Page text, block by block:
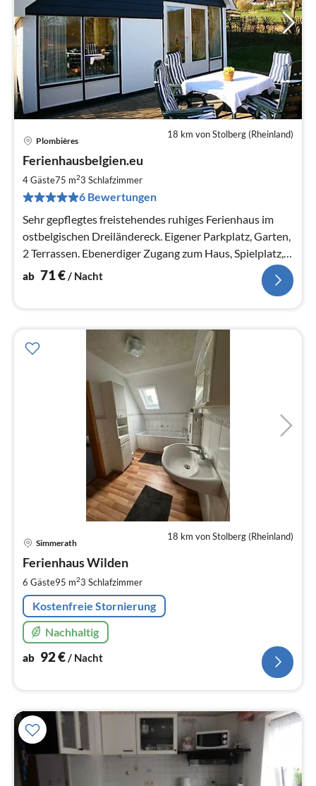
18 km von Stolberg (Rheinland)
Plombières
Ferienhausbelgien.eu
4 Gäste75 m23 Schlafzimmer
6 Bewertungen
Sehr gepflegtes freistehendes ruhiges Ferienhaus im
ostbelgischen Dreiländereck. Eigener Parkplatz, Garten,
2 Terrassen. Ebenerdiger Zugang zum Haus, Spielplatz,
Wiesen,Wald.
ab 71€ / Nacht
18 km von Stolberg (Rheinland)
Simmerath
Ferienhaus Wilden
6 Gäste95 m23 Schlafzimmer
Kostenfreie Stornierung
Nachhaltig
ab 92€/ Nacht